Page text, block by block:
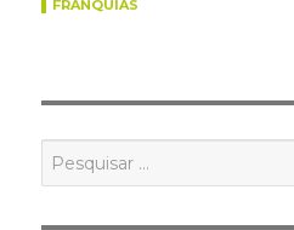
FRANQUIAS
por: